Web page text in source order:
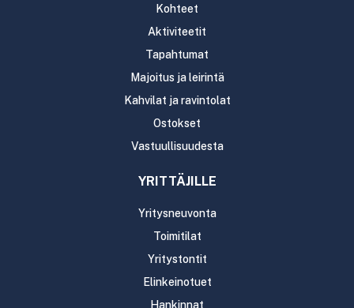
Kohteet
Aktiviteetit
Tapahtumat
Majoitus ja leirintä
Kahvilat ja ravintolat
Ostokset
Vastuullisuudesta
YRITTÄJILLE
Yritysneuvonta
Toimitilat
Yritystontit
Elinkeinotuet
Hankinnat